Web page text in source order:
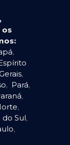
os
,
,
, Pará,
,
,
do Sul,
,